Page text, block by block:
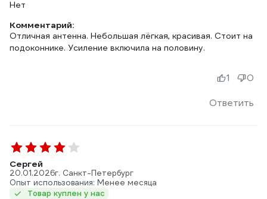
Нет
Комментарий:
Отличная антенна. Небольшая лёгкая, красивая. Стоит на
подоконнике. Усиление включила на половину.
Ответить
1 0
Сергей
20.01.2026г. Санкт-Петербург
Опыт использования: Менее месяца
Товар куплен у нас